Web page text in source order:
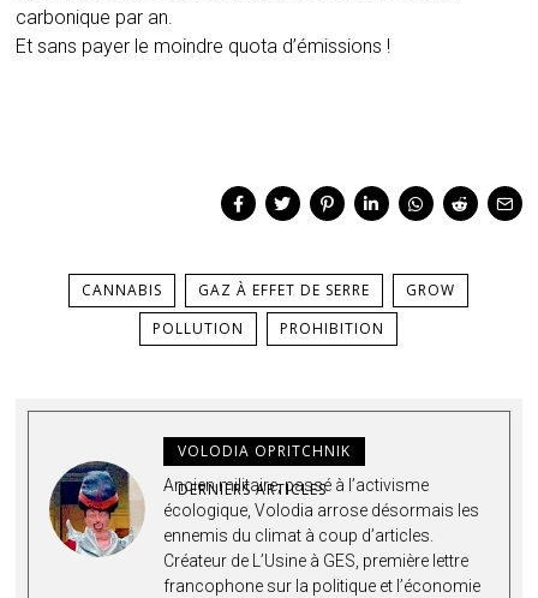
carbonique par an.
Et sans payer le moindre quota d’émissions !
CANNABIS GAZ À EFFET DE SERRE
GROW
POLLUTION
PROHIBITION
VOLODIA OPRITCHNIK
DERNIERS ARTICLES
Ancien militaire, passé à l’activisme
écologique, Volodia arrose désormais les
ennemis du climat à coup d’articles.
Créateur de L’Usine à GES, première lettre
francophone sur la politique et l’économie